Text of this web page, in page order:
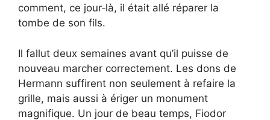
comment, ce jour‑là, il était allé réparer la
tombe de son fils.
Il fallut deux semaines avant qu’il puisse de
nouveau marcher correctement. Les dons de
Hermann suffirent non seulement à refaire la
grille, mais aussi à ériger un monument
magnifique. Un jour de beau temps, Fiodor